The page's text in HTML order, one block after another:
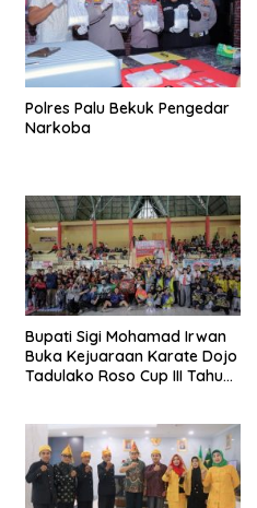
Polres Palu Bekuk Pengedar
Narkoba
Bupati Sigi Mohamad Irwan
Buka Kejuaraan Karate Dojo
Tadulako Roso Cup III Tahun